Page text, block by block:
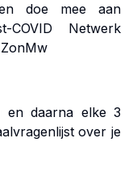
doe mee aan
Netwerk
en daarna elke 3
over je